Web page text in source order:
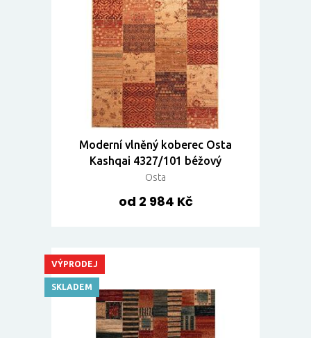
Moderní vlněný koberec Osta
Kashqai 4327/101 béžový
Osta
od 2 984 Kč
VÝPRODEJ
SKLADEM